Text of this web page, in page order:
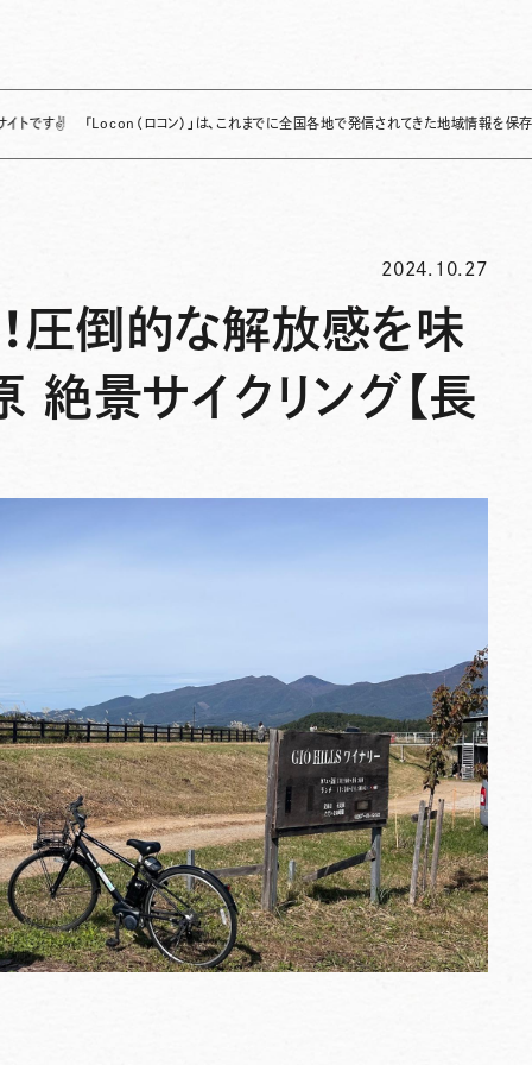
「Locon（ロコン）」は、これまでに全国各地で発信されてきた地域情報を保存・整理し、
2024.10.27
圧倒的な解放感を味
絶景サイクリング【長